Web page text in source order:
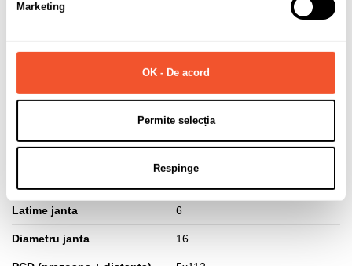
Marketing
OK - De acord
Permite selecția
Respinge
Solicită informații
Detalii ale produsului
Latime janta 6
Diametru janta 16